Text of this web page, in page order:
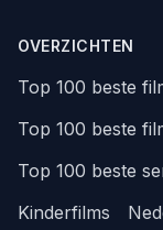
OVERZICHTEN
Top 100 beste
Top 100 beste
Top 100 beste
Kinderfilms